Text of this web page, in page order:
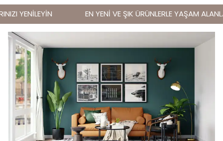
YENİLEYİN EN YENİ VE ŞIK ÜRÜNLERLE YAŞAM